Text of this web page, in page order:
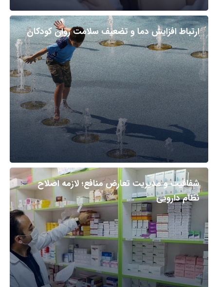
ارتباط افزایش دما و تضعیف سلامت روان کودکان
شفافیت و مدیریت تعارض منافع؛ لازمه اصلاح
نظام دارویی